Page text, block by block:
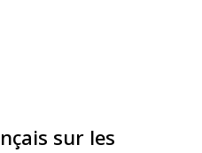
sur les